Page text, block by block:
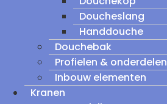
Doucheslang
Handdouche
Douchebak
Profielen & onderdelen
Inbouw elementen
Kranen